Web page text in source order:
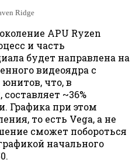
Ridge
APU Ryzen
и часть
будет направлена на
видеоядра с
что, в
~36%
Графика при этом
то есть Vega, а не
сможет побороться
начального